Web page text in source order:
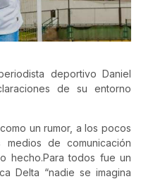
deportivo Daniel
de su entorno
un rumor, a los pocos
de comunicación
hecho.Para todos fue un
Delta “nadie se imagina